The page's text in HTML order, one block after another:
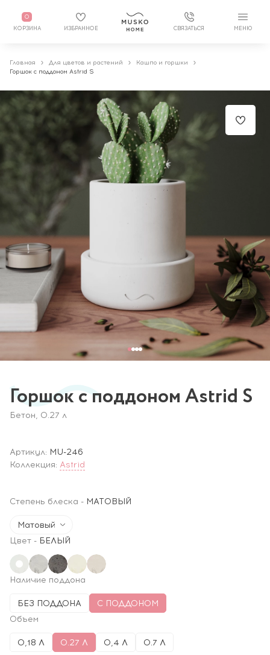
0
КОРЗИНА ИЗБРАННОЕ СВЯЗАТЬСЯ МЕНЮ
Главная Для цветов и растений
Кашпо и горшки
Горшок c поддоном Astrid S
Горшок c поддоном Astrid S
Бетон, 0.27 л
Артикул: MU-246
Коллекция: Astrid
Степень блеска - МАТОВЫЙ
Матовый
Цвет - БЕЛЫЙ
Наличие поддона
БЕЗ ПОДДОНА
С ПОДДОНОМ
Объем
0,18 Л 0.27 Л 0,4 Л 0.7 Л